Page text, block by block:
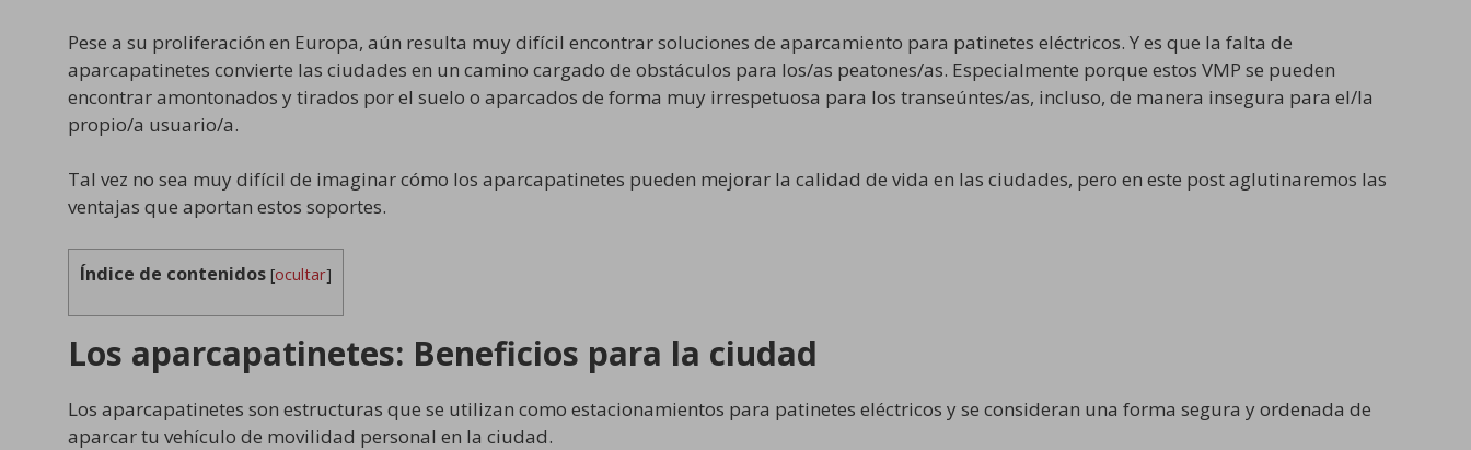
Pese a su proliferación en Europa, aún resulta muy difícil encontrar soluciones de aparcamiento para patinetes eléctricos. Y es que la falta de
aparcapatinetes convierte las ciudades en un camino cargado de obstáculos para los/as peatones/as. Especialmente porque estos VMP se pueden
encontrar amontonados y tirados por el suelo o aparcados de forma muy irrespetuosa para los transeúntes/as, incluso, de manera insegura para el/la
propio/a usuario/a.
Tal vez no sea muy difícil de imaginar cómo los aparcapatinetes pueden mejorar la calidad de vida en las ciudades, pero en este post aglutinaremos las
ventajas que aportan estos soportes.
Índice de contenidos [ocultar]
Los aparcapatinetes: Beneficios para la ciudad
Los aparcapatinetes son estructuras que se utilizan como estacionamientos para patinetes eléctricos y se consideran una forma segura y ordenada de
aparcar tu vehículo de movilidad personal en la ciudad.